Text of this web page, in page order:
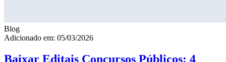
Blog
Adicionado em: 05/03/2026
Baixar Editais Concursos Públicos: 4